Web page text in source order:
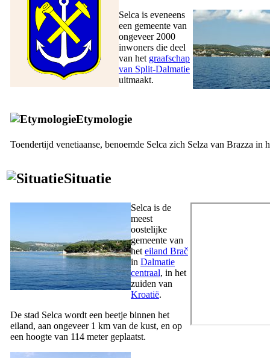
Selca is eveneens
een gemeente van
ongeveer 2000
inwoners die deel
van het graafschap
van Split-Dalmatie
uitmaakt.
Etymologie
Toendertijd venetiaanse, benoemde Selca zich Selza van Brazza in
Situatie
Selca is de
meest
oostelijke
gemeente van
het eiland Brač
in Dalmatie
centraal, in het
zuiden van
Kroatië.
De stad Selca wordt een beetje binnen het
eiland, aan ongeveer 1 km van de kust, en op
een hoogte van 114 meter geplaatst.